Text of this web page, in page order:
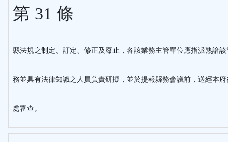
第 31 條
縣法規之制定、訂定、修正及廢止，各該業務主管單位應指派熟諳該
務並具有法律知識之人員負責研擬，並於提報縣務會議前，送經本府
處審查。